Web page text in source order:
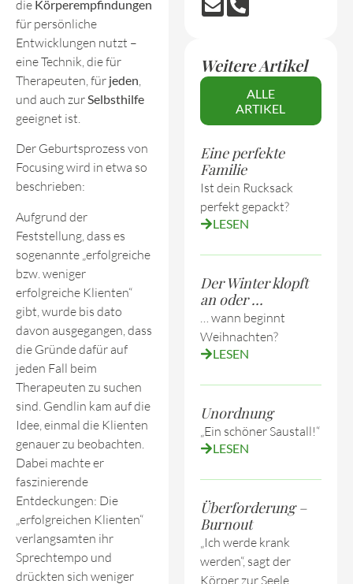
Weitere Artikel
ALLE
ARTIKEL
Eine perfekte
Familie
Ist dein Rucksack
perfekt gepackt?
LESEN
Der Winter klopft
an oder …
… wann beginnt
Weihnachten?
LESEN
Unordnung
„Ein schöner Saustall!“
LESEN
Überforderung –
Burnout
„Ich werde krank
werden“, sagt der
Körper zur Seele.
die Körperempfindungen
für persönliche
Entwicklungen nutzt –
eine Technik, die für
Therapeuten, für jeden,
und auch zurSelbsthilfe
geeignet ist.
Der Geburtsprozess von
Focusing wird in etwa so
beschrieben:
Aufgrund der
Feststellung, dass es
sogenannte „erfolgreiche
bzw. weniger
erfolgreiche Klienten“
gibt, wurde bis dato
davon ausgegangen, dass
die Gründe dafür auf
jeden Fall beim
Therapeuten zu suchen
sind. Gendlin kam auf die
Idee, einmal die Klienten
genauer zu beobachten.
Dabei machte er
faszinierende
Entdeckungen: Die
„erfolgreichen Klienten“
verlangsamten ihr
Sprechtempo und
drückten sich weniger